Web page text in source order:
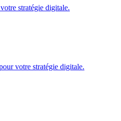
stratégie digitale.
votre stratégie digitale.